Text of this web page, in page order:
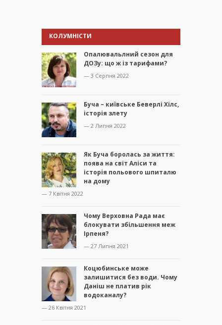
КОЛУМНІСТИ
Опалювальлний сезон для
ДОЗу: що ж із тарифами?
— 3 Серпня 2022
Буча – київське Беверлі Хілс,
історія злету
— 2 Липня 2022
Як Буча боролась за життя:
поява на світ Аліси та
історія польового шпиталю
на дому
— 7 Квітня 2022
Чому Верховна Рада має
блокувати збільшення меж
Ірпеня?
— 27 Липня 2021
Коцюбинське може
залишитися без води. Чому
Даніш не платив рік
водоканалу?
— 26 Квітня 2021